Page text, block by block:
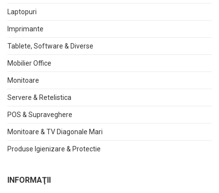
Laptopuri
Imprimante
Tablete, Software & Diverse
Mobilier Office
Monitoare
Servere & Retelistica
POS & Supraveghere
Monitoare & TV Diagonale Mari
Produse Igienizare & Protectie
INFORMAŢII